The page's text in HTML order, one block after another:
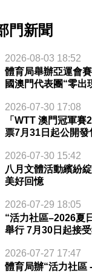
門新聞
2026-08-03 18:52
體育局舉辦亞運會
國澳門代表團“零出
2026-07-30 17:08
「WTT 澳門冠軍
票7月31日起公開發
2026-07-30 15:42
八月文體活動繽紛
美好回憶
2026-07-29 18:05
“活力社區–2026夏
舉行 7月30日起接
2026-07-27 17:47
體育局辦“活力社區